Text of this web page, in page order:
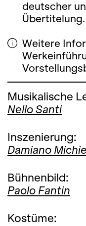
deutscher
Übertitelung.
Weitere
Musikalische
Nello Santi
Inszenierung:
Damiano
Bühnenbild:
Paolo Fantin
Kostüme: